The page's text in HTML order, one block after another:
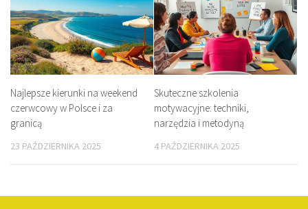
Najlepsze kierunki na weekend
czerwcowy w Polsce i za
granicą
23 PAŹDZIERNIKA 2025
Skuteczne szkolenia
motywacyjne: techniki,
narzędzia i metodyną
4 PAŹDZIERNIKA 2025